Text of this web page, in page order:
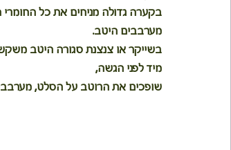
בקערה גדולה מניחים את כל
מערבבים היטב.
בשייקר או צנצנת סגורה היטב
מיד לפני הגשה,
שופכים את הרוטב על הסלט,